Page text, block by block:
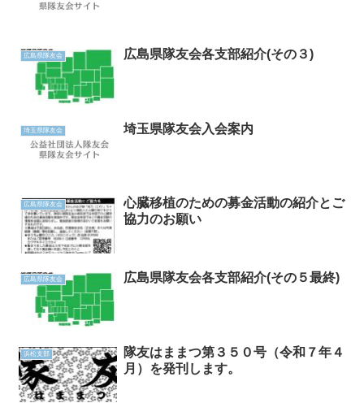
広島県隊友会 広島県隊友会各支部紹介(その３)
埼玉県隊友会 埼玉県隊友会入会案内
広島県隊友会
心臓移植のための募金活動の紹介とご
協力のお願い
広島県隊友会 広島県隊友会各支部紹介(その５最終)
浜松支部
隊友はままつ第３５０号（令和７年４
月）を発刊します。